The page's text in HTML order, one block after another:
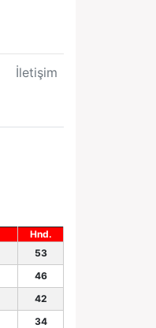
İletişim
Hnd.
53
46
42
34